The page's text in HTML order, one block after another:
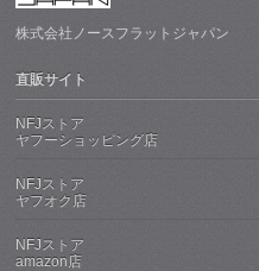
株式会社ノースフラットジャパン
直販サイト
NFJストア
ヤフーショッピング店
NFJストア
ヤフオク店
NFJストア
amazon店